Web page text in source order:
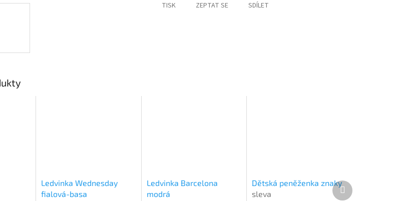
TISK ZEPTAT SE SDÍLET
Ledvinka Wednesday
fialová-basa
Ledvinka Barcelona
modrá
Dětská peněženka znaky
sleva
Další
produkt